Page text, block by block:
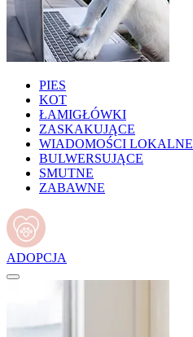
PIES
KOT
ŁAMIGŁÓWKI
ZASKAKUJĄCE
WIADOMOŚCI LOKALNE
BULWERSUJĄCE
SMUTNE
ZABAWNE
ADOPCJA